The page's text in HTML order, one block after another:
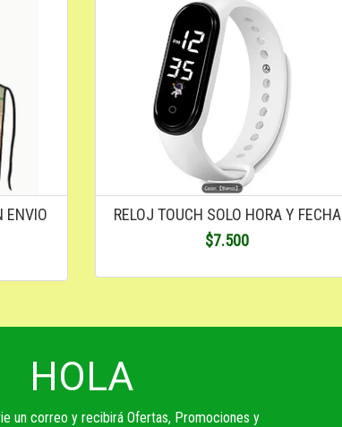
ENVIO
RELOJ TOUCH SOLO HORA Y FECHA
$7.500
HOLA
un correo y recibirá Ofertas, Promociones y